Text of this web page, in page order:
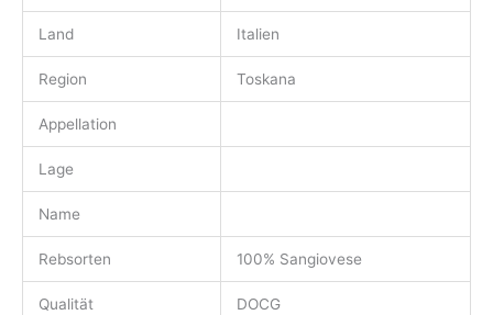
Land Italien
Region Toskana
Appellation
Lage
Name
Rebsorten 100% Sangiovese
Qualität DOCG